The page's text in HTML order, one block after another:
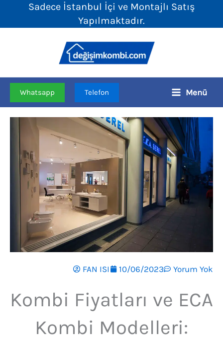
Sadece İstanbul İçi ve Montajlı Satış
Yapılmaktadır.
Whatsapp Telefon Menü
FAN ISI 10/06/2023 Yorum Yok
Kombi Fiyatları ve ECA
Kombi Modelleri: